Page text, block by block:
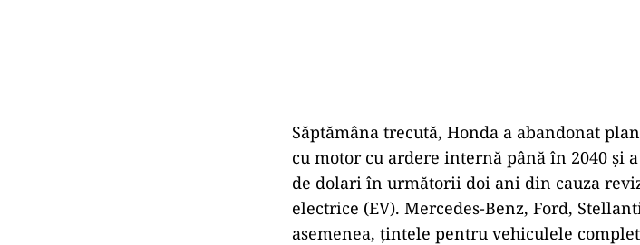
Săptămâna trecută, Honda a abandonat
cu motor cu ardere internă până în 2040 și
de dolari în următorii doi ani din cauza
electrice (EV). Mercedes-Benz, Ford,
asemenea, țintele pentru vehiculele